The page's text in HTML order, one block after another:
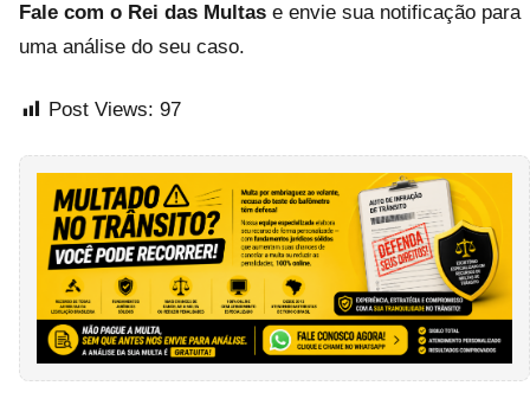
Fale com o Rei das Multas e envie sua notificação para
uma análise do seu caso.
Post Views: 97